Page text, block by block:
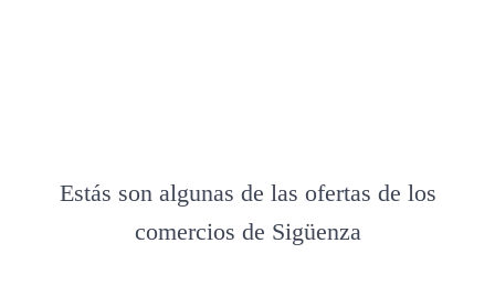
Estás son algunas de las ofertas de los
comercios de Sigüenza